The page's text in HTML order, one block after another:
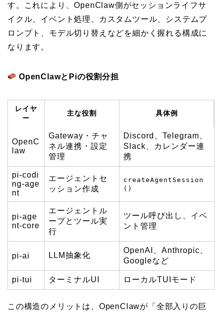
す。これにより、OpenClaw側がセッションライフサ
イクル、イベント処理、カスタムツール、システムプ
ロンプト、モデル切り替えなどを細かく握れる構成に
なります。
OpenClawとPiの役割分担
レイヤ
ー
主な役割 具体例
OpenC
law
Gateway・チャ
ネル連携・設定
管理
Discord、Telegram、
Slack、カレンダー連
携
pi-codi
ng-age
nt
エージェントセ
ッション作成
createAgentSession
()
pi-age
nt-core
エージェントル
ープとツール実
行
ツール呼び出し、イベ
ント管理
pi-ai LLM抽象化
OpenAI、Anthropic、
Googleなど
pi-tui ターミナルUI ローカルTUIモード
この構造のメリットは、OpenClawが「全部入りの巨